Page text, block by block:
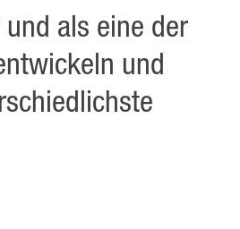
als eine der
und